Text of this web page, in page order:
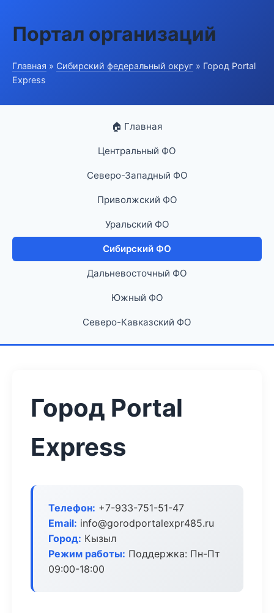
Портал организаций
Главная » Сибирский федеральный округ » Город Portal
Express
🏠 Главная
Центральный ФО
Северо-Западный ФО
Приволжский ФО
Уральский ФО
Сибирский ФО
Дальневосточный ФО
Южный ФО
Северо-Кавказский ФО
Город Portal
Express
Телефон: +7-933-751-51-47
Email: info@gorodportalexpr485.ru
Город: Кызыл
Режим работы: Поддержка: Пн-Пт
09:00-18:00